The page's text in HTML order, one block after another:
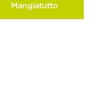
Mangiatutto